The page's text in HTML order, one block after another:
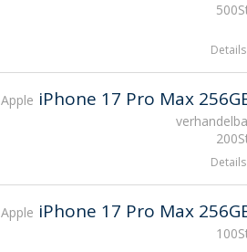
Details
Apple iPhone 17 Pro Max
Details
Apple iPhone 17 Pro Max